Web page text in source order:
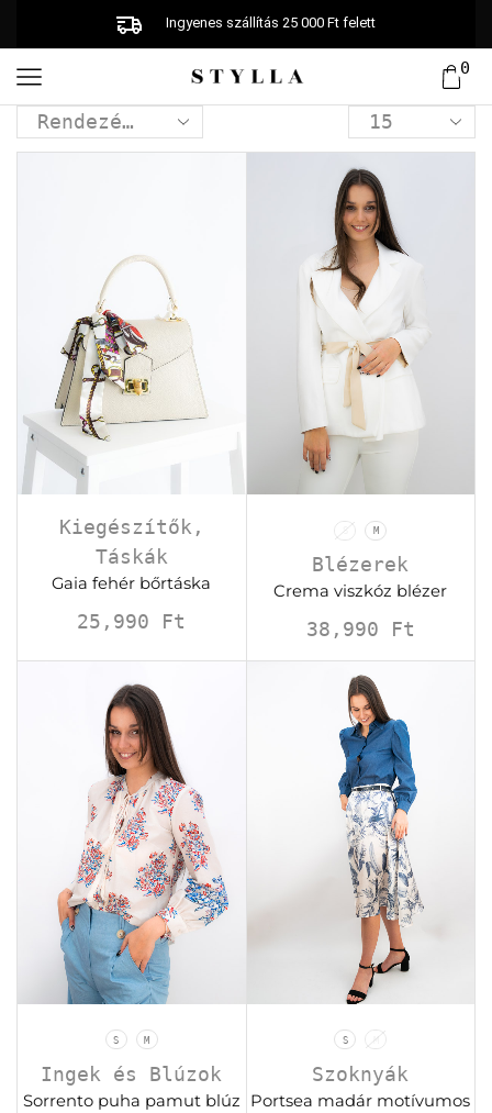
Ingyenes szállítás 25 000 Ft felett
0
Kiegészítők,
Táskák
Gaia fehér bőrtáska
25,990 Ft
S M
Blézerek
Crema viszkóz blézer
38,990 Ft
S M
Ingek és Blúzok
Sorrento puha pamut blúz
S M
Szoknyák
Portsea madár motívumos